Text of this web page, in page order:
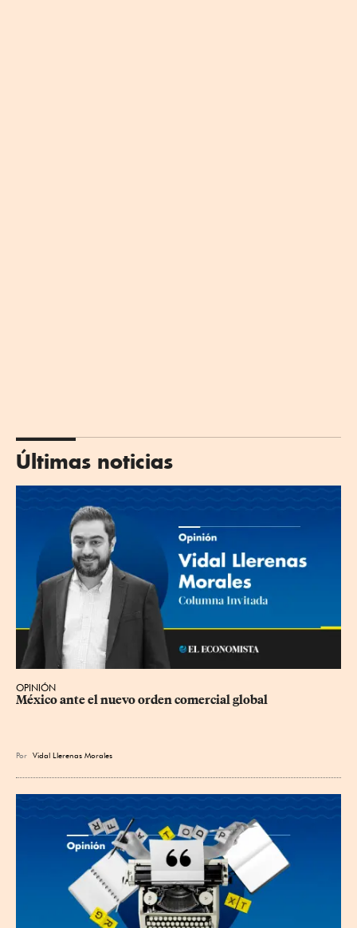
Últimas noticias
OPINIÓN
México ante el nuevo orden comercial global
Por Vidal Llerenas Morales